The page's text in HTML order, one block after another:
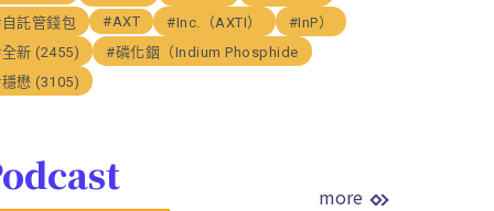
託管錢包
#AXT #Inc.（AXTI）
#InP）
新 (2455)
#磷化銦（Indium Phosphide
懋 (3105)
more